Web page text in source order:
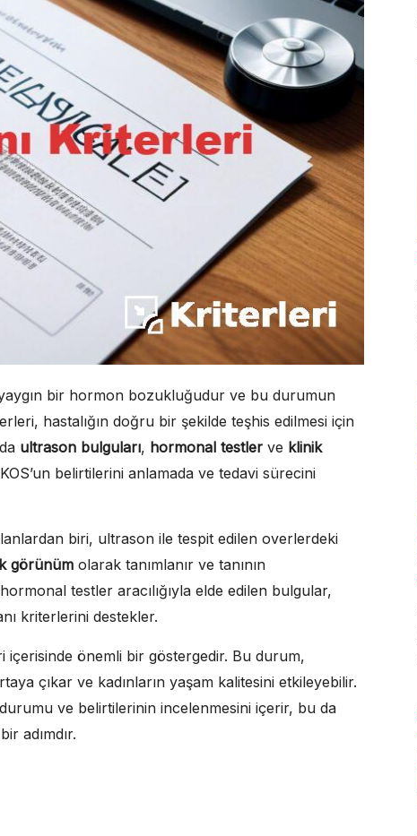
bir hormon bozukluğudur ve bu durumun
hastalığın doğru bir şekilde teşhis edilmesi için
ultrason bulguları, hormonal testler ve klinik
belirtilerini anlamada ve tedavi sürecini
biri, ultrason ile tespit edilen overlerdeki
görünüm olarak tanımlanır ve tanının
testler aracılığıyla elde edilen bulgular,
kriterlerini destekler.
içerisinde önemli bir göstergedir. Bu durum,
çıkar ve kadınların yaşam kalitesini etkileyebilir.
ve belirtilerinin incelenmesini içerir, bu da
adımdır.